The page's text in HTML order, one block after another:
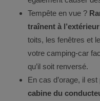
Tempête en vue ?
traînent à
toits, les fenêtres et
votre camping-car
qu’il soit renversé.
En cas d’orage, il
cabine du